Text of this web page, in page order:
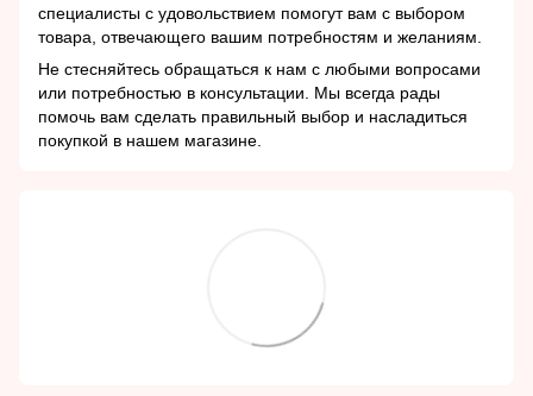
специалисты с удовольствием помогут вам с выбором
товара, отвечающего вашим потребностям и желаниям.
Не стесняйтесь обращаться к нам с любыми вопросами
или потребностью в консультации. Мы всегда рады
помочь вам сделать правильный выбор и насладиться
покупкой в нашем магазине.